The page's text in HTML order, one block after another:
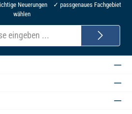
Neuerungen ✓ passgenaues Fachgebiet
wählen
E-
Mail-
Adresse*